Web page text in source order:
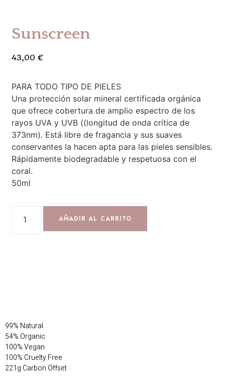
Sunscreen
43,00€
PARA TODO TIPO DE PIELES
Una protección solar mineral certificada orgánica
que ofrece cobertura de amplio espectro de los
rayos UVA y UVB ((longitud de onda crítica de
373nm). Está libre de fragancia y sus suaves
conservantes la hacen apta para las pieles sensibles.
Rápidamente biodegradable y respetuosa con el
coral.
50ml
AÑADIR AL CARRITO
99% Natural
54% Organic
100% Vegan
100% Cruelty Free
221g Carbon Offset